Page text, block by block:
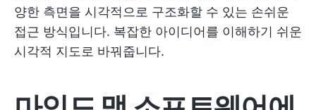
양한 측면을 시각적으로 구조화할 수 있는 손쉬운
접근 방식입니다. 복잡한 아이디어를 이해하기 쉬운
시각적 지도로 바꿔줍니다.